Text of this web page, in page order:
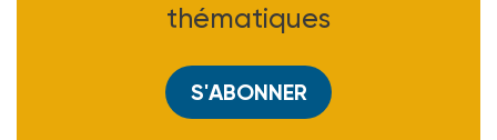
thématiques
S'ABONNER